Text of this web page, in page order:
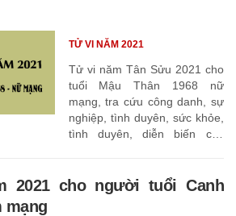
Tử vi năm Tân Sửu 2021 cho
tuổi Mậu Thân 1968 nữ
mạng, tra cứu công danh, sự
nghiệp, tình duyên, sức khỏe,
tình duyên, diễn biến các
TỬ VI NĂM 2021
2021 cho người tuổi Canh
mạng